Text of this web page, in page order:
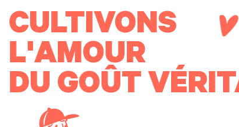
CULTIVONS
L'AMOUR
DU GOÛT